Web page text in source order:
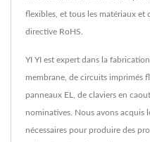
flexibles, et tous les matériaux et
directive RoHS.
YI YI est expert dans la
membrane, de circuits imprimés
panneaux EL, de claviers en
nominatives. Nous avons acquis
nécessaires pour produire des